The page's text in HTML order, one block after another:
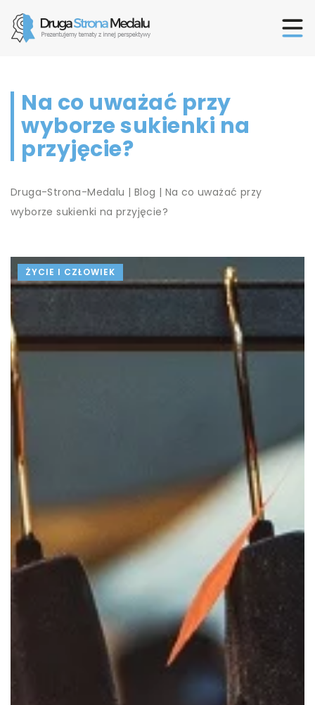
Na co uważać przy
wyborze sukienki na
przyjęcie?
Druga-Strona-Medalu | Blog | Na co uważać przy
wyborze sukienki na przyjęcie?
ŻYCIE I CZŁOWIEK